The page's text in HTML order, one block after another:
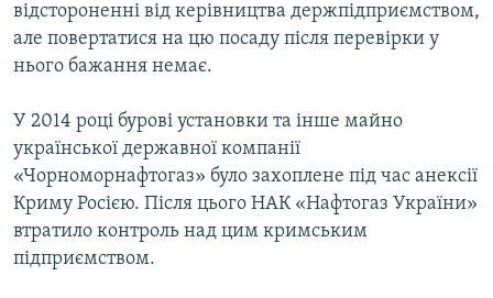
відстороненні від керівництва держпідприємством,
але повертатися на цю посаду після перевірки у
нього бажання немає.
У 2014 році бурові установки та інше майно
української державної компанії
«Чорноморнафтогаз» було захоплене під час анексії
Криму Росією. Після цього НАК «Нафтогаз України»
втратило контроль над цим кримським
підприємством.